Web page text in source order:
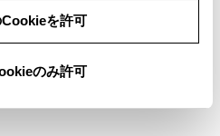
を許可
のみ許可
ジンオイル量やス
量などを「My
することができま